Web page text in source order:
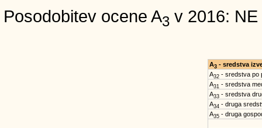
Posodobitev ocene A3 v 2016: NE
A3- sredstva
A32- sredstva po
A31 - sredstva
A33- sredstva
A34 - druga
A35- druga